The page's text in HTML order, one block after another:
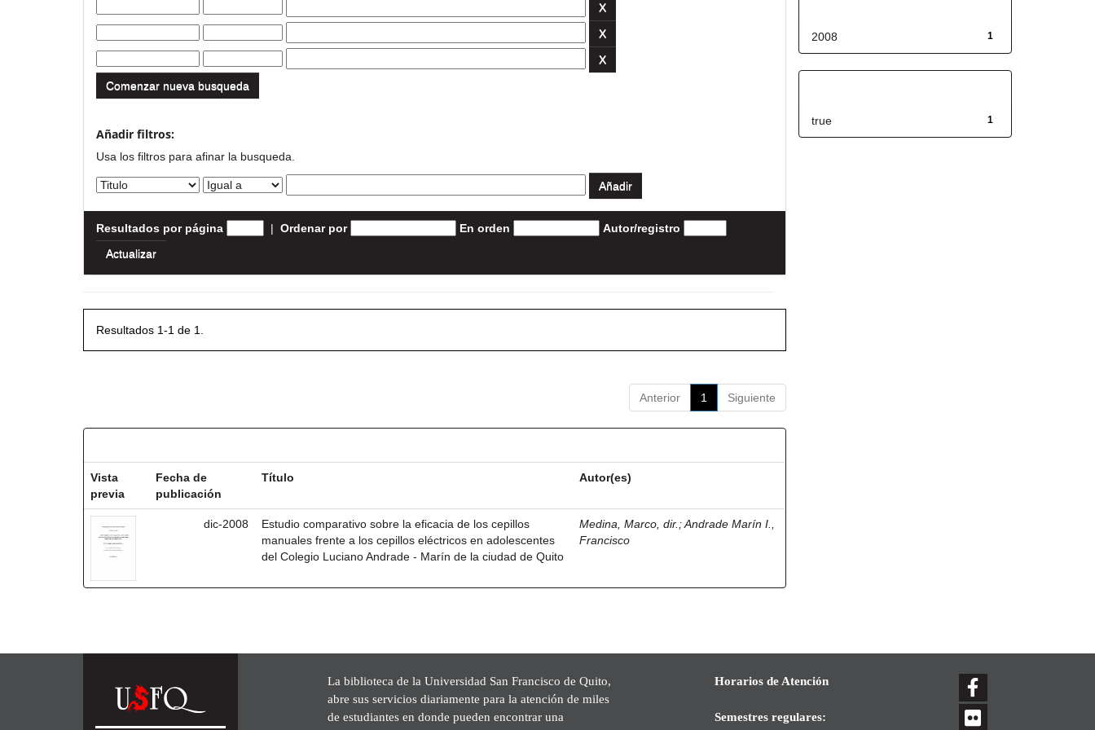
Comenzar nueva busqueda
Añadir filtros:
Usa los filtros para afinar la busqueda.
Resultados por página | Ordenar por En orden Autor/registro
Resultados 1-1 de 1.
Anterior 1 Siguiente
Vista
previa
Fecha de
publicación
Título Autor(es)
dic-2008
Estudio comparativo sobre la eficacia de los cepillos
manuales frente a los cepillos eléctricos en adolescentes
del Colegio Luciano Andrade - Marín de la ciudad de Quito
Medina, Marco, dir. ;Andrade Marín I.,
Francisco
1
2008
1
true
La biblioteca de la Universidad San Francisco de Quito,
abre sus servicios diariamente para la atención de miles
de estudiantes en donde pueden encontrar una
Horarios de Atención
Semestres regulares: